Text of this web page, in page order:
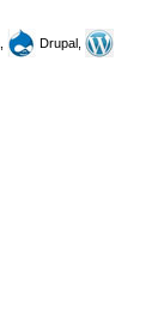
Drupal,